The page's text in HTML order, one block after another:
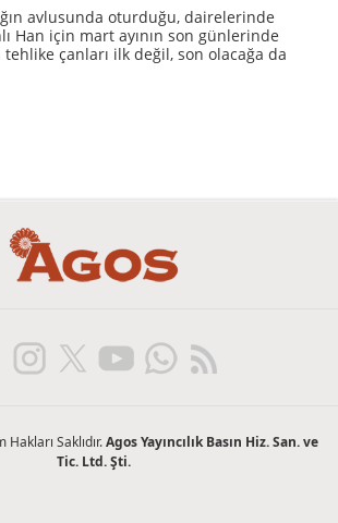
avlusunda oturduğu, dairelerinde
Han için mart ayının son günlerinde
çanları ilk değil, son olacağa da
Saklıdır.Agos Yayıncılık Basın Hiz. San. ve
Tic. Ltd. Şti.